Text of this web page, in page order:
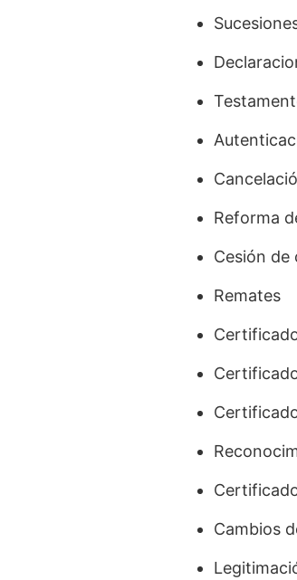
Reforma
Cesión de
Remates
Cambios